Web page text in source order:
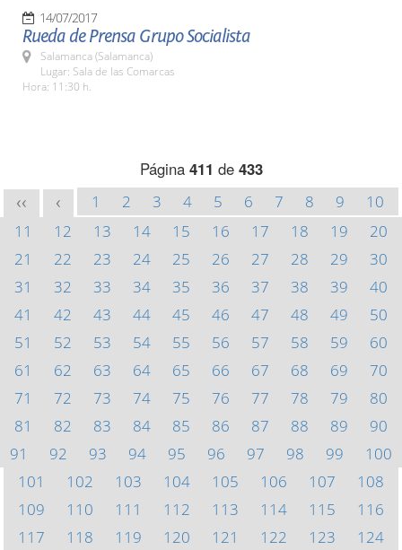
14/07/2017
Rueda de Prensa Grupo Socialista
Salamanca (Salamanca)
Lugar: Sala de las Comarcas
Hora: 11:30 h.
Página 411 de 433
<< < 1 2 3 4 5 6 7 8 9
10
11
12 13 14 15 16 17 18 19
20
21
22 23 24 25 26 27 28 29
30
31
32 33 34 35 36 37 38 39
40
41
42 43 44 45 46 47 48 49
50
51
52 53 54 55 56 57 58 59
60
61
62 63 64 65 66 67 68 69
70
71
72 73 74 75 76 77 78 79
80
81
82 83 84 85 86 87 88 89
90
91
92 93 94 95 96 97 98 99
100
101
102 103 104 105 106 107
108
109
110 111 112 113 114 115
116
117
118 119 120 121 122 123
124